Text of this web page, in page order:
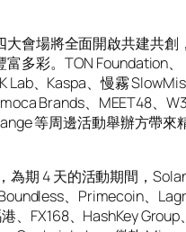
大會場將全面開啟共建共創
多彩。TON Foundation、
Lab、Kaspa、慢霧 SlowMist
Brands、MEET48、
等周邊活動舉辦方帶來
為期 4 天的活動期間，
、Primecoin、
、FX168、HashKey Group、